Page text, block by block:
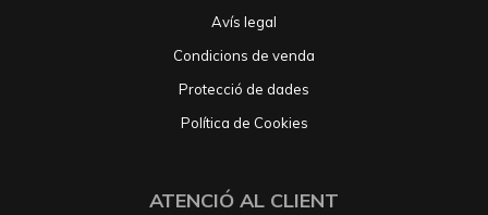
Avís legal
Condicions de venda
Protecció de dades
Política de Cookies
ATENCIÓ AL CLIENT